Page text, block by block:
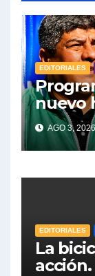
EDITORIALES
nuevo
Pablo
las
en el
AGO 3, 2026
EDITORIALES
La
acción.